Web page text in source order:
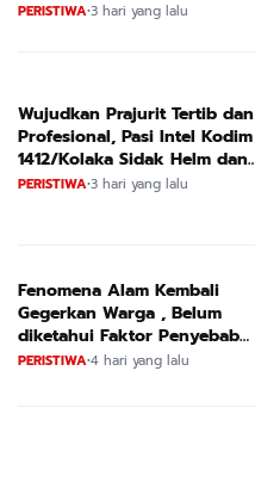
ketahanan Pangan Nasional
PERISTIWA•3 hari yang lalu
Wujudkan Prajurit Tertib dan
Profesional, Pasi Intel Kodim
1412/Kolaka Sidak Helm dan
Kendaraan
PERISTIWA•3 hari yang lalu
Fenomena Alam Kembali
Gegerkan Warga , Belum
diketahui Faktor Penyebab
Suara
PERISTIWA•4 hari yang lalu